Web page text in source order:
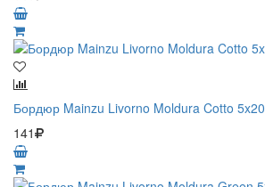
Бордюр Mainzu Livorno Moldura Cotto 5x20
141